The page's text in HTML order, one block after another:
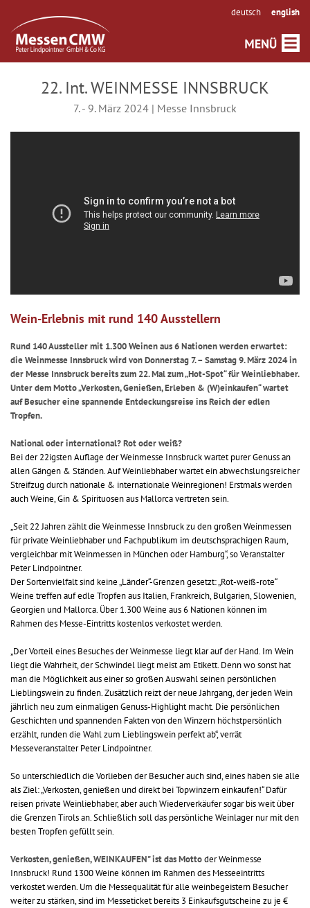
deutsch english
22. Int. WEINMESSE INNSBRUCK
7. - 9. März 2024 | Messe Innsbruck
Wein-Erlebnis mit rund 140 Ausstellern
Rund 140 Aussteller mit 1.300 Weinen aus 6 Nationen werden erwartet:
die Weinmesse Innsbruck wird von Donnerstag 7. – Samstag 9. März 2024 in
der Messe Innsbruck bereits zum 22. Mal zum „Hot-Spot“ für Weinliebhaber.
Unter dem Motto „Verkosten, Genießen, Erleben & (W)einkaufen“ wartet
auf Besucher eine spannende Entdeckungsreise ins Reich der edlen
Tropfen.
National oder international? Rot oder weiß?
Bei der 22igsten Auflage der Weinmesse Innsbruck wartet purer Genuss an
allen Gängen & Ständen. Auf Weinliebhaber wartet ein abwechslungsreicher
Streifzug durch nationale & internationale Weinregionen! Erstmals werden
auch Weine, Gin & Spirituosen aus Mallorca vertreten sein.
„Seit 22 Jahren zählt die Weinmesse Innsbruck zu den großen Weinmessen
für private Weinliebhaber und Fachpublikum im deutschsprachigen Raum,
vergleichbar mit Weinmessen in München oder Hamburg“, so Veranstalter
Peter Lindpointner.
Der Sortenvielfalt sind keine „Länder“-Grenzen gesetzt: „Rot-weiß-rote“
Weine treffen auf edle Tropfen aus Italien, Frankreich, Bulgarien, Slowenien,
Georgien und Mallorca. Über 1.300 Weine aus 6 Nationen können im
Rahmen des Messe-Eintritts kostenlos verkostet werden.
„Der Vorteil eines Besuches der Weinmesse liegt klar auf der Hand. Im Wein
liegt die Wahrheit, der Schwindel liegt meist am Etikett. Denn wo sonst hat
man die Möglichkeit aus einer so großen Auswahl seinen persönlichen
Lieblingswein zu finden. Zusätzlich reizt der neue Jahrgang, der jeden Wein
jährlich neu zum einmaligen Genuss-Highlight macht. Die persönlichen
Geschichten und spannenden Fakten von den Winzern höchstpersönlich
erzählt, runden die Wahl zum Lieblingswein perfekt ab“, verrät
Messeveranstalter Peter Lindpointner.
So unterschiedlich die Vorlieben der Besucher auch sind, eines haben sie alle
als Ziel: „Verkosten, genießen und direkt bei Topwinzern einkaufen!“ Dafür
reisen private Weinliebhaber, aber auch Wiederverkäufer sogar bis weit über
die Grenzen Tirols an. Schließlich soll das persönliche Weinlager nur mit den
besten Tropfen gefüllt sein.
Verkosten, genießen, WEINKAUFEN" ist das Mottoder Weinmesse
Innsbruck! Rund 1300 Weine können im Rahmen des Messeeintritts
verkostet werden. Um die Messequalität für alle weinbegeistern Besucher
weiter zu stärken, sind im Messeticket bereits 3 Einkaufsgutscheine zu je €